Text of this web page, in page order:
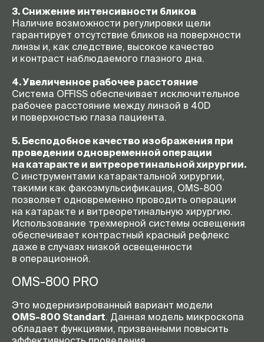
3. Снижение интенсивности бликов
Наличие возможности регулировки щели
гарантирует отсутствие бликов на поверхности
линзы и, как следствие, высокое качество
и контраст наблюдаемого глазного дна.
4. Увеличенное рабочее расстояние
Система OFFISS обеспечивает исключительное
рабочее расстояние между линзой в 40D
и поверхностью глаза пациента.
5. Бесподобное качество изображения при
проведении одновременной операции
на катаракте и витреоретинальной хирургии.
С инструментами катарактальной хирургии,
такими как факоэмульсификация, OMS-800
позволяет одновременно проводить операции
на катаракте и витреоретинальную хирургию.
Использование трехмерной системы освещения
обеспечивает контрастный красный рефлекс
даже в случаях низкой освещенности
в операционной.
OMS-800 PRO
Это модернизированный вариант модели
OMS-800 Standart. Данная модель микроскопа
обладает функциями, призванными повысить